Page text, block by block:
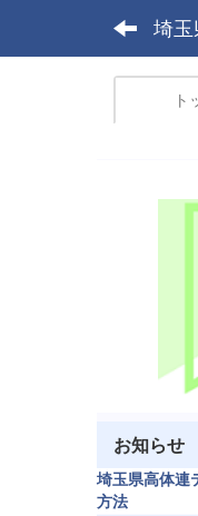
埼玉
ト
お知らせ
埼玉県高体連
方法